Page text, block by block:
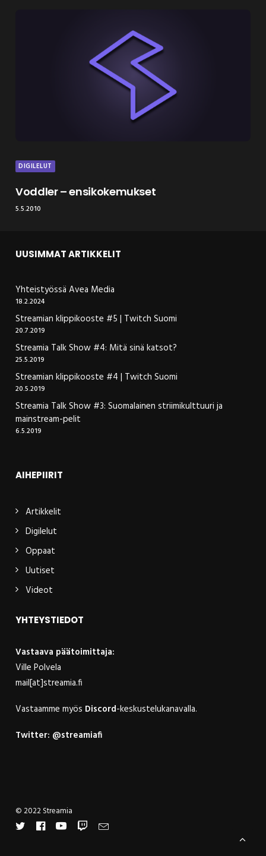
DIGILELUT
Voddler – ensikokemukset
5.5.2010
UUSIMMAT ARTIKKELIT
Yhteistyössä Avea Media
18.2.2024
Streamian klippikooste #5 | Twitch Suomi
20.7.2019
Streamia Talk Show #4: Mitä sinä katsot?
25.5.2019
Streamian klippikooste #4 | Twitch Suomi
20.5.2019
Streamia Talk Show #3: Suomalainen striimikulttuuri ja
mainstream-pelit
6.5.2019
AIHEPIIRIT
Artikkelit
Digilelut
Oppaat
Uutiset
Videot
YHTEYSTIEDOT
Vastaava päätoimittaja:
Ville Polvela
mail[at]streamia.fi
Vastaamme myös Discord-keskustelukanavalla.
Twitter: @streamiafi
© 2022 Streamia